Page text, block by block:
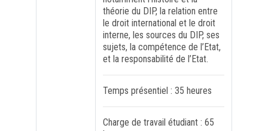
théorie du DIP, la relation entre
le droit international et le droit
interne, les sources du DIP, ses
sujets, la compétence de l’Etat,
et la responsabilité de l’Etat.
Temps présentiel : 35 heures
Charge de travail étudiant : 65